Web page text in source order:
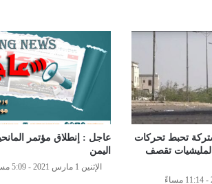
تحبط تحركات
تقصف
عاجل : إنطلاق مؤتمر
اليمن
الإثنين 1 مارس 2021 - 5:09 مساءً